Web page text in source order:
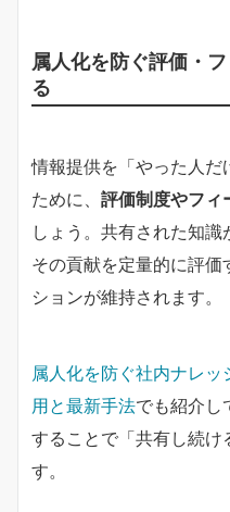
属人化を防ぐ評価・
る
情報提供を「やった人だ
ために、 評価制度やフィ
しょう。共有された知識
その貢献を定量的に評
ションが維持されます。
属人化を防ぐ社内ナレ
用と最新手法でも紹介し
することで「共有し続け
す。